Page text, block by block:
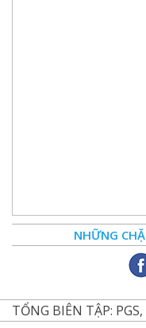
NHỮNG
TỔNG BIÊN TẬP: PGS,